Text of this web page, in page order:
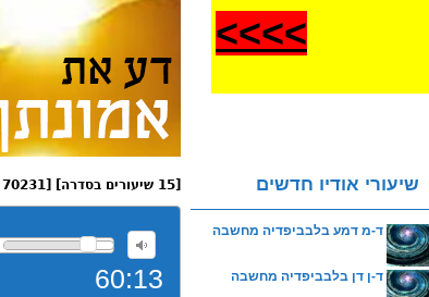
[15 שיעורים בסדרה] [70231 צפיות]
60:13
>>>
>
שיעורי אודיו חדשים
ד-מ דמע בלבביפדיה מחשבה
ד-ן דן בלבביפדיה מחשבה